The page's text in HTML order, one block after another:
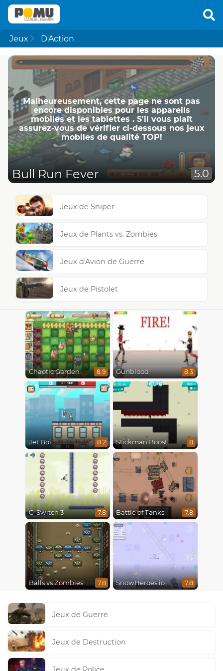
Jeux D'Action
Malheureusement, cette page ne ​​sont pas
encore disponibles pour les appareils
mobiles et les tablettes . S'il vous plaît
assurez-vous de vérifier ci-dessous nos jeux
mobiles de qualité TOP!
Bull Run Fever 5.0
Jeux de Sniper
Jeux de Plants vs. Zombies
Jeux d'Avion de Guerre
Jeux de Pistolet
Chaotic Garden 8.9 Gunblood 8.3
Jet Boi 8.2 Stickman Boost 8
G-Switch 3 7.8 Battle of Tanks 7.8
Balls vs Zombies 7.8 SnowHeroes.io 7.8
Jeux de Guerre
Jeux de Destruction